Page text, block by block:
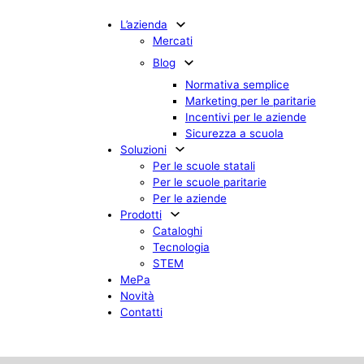
L’azienda
Mercati
Blog
Normativa semplice
Marketing per le paritarie
Incentivi per le aziende
Sicurezza a scuola
Soluzioni
Per le scuole statali
Per le scuole paritarie
Per le aziende
Prodotti
Cataloghi
Tecnologia
STEM
MePa
Novità
Contatti